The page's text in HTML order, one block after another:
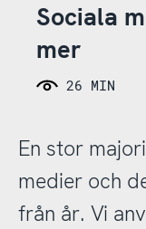
Sociala
mer
26 MIN
En stor
medier och
från år. Vi